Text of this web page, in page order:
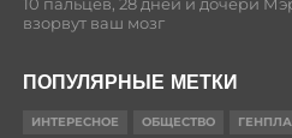
10 пальцев, 28 дней и дочери
взорвут ваш мозг
ПОПУЛЯРНЫЕ МЕТКИ
ИНТЕРЕСНОЕ ОБЩЕСТВО